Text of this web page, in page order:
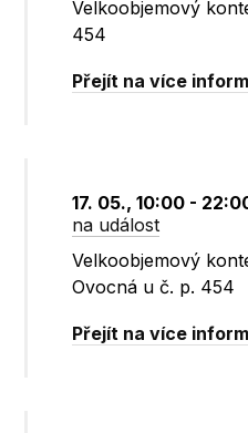
Velkoobjemový
454
Přejít na více
17. 05., 10:00 -
na událost
Velkoobjemový
Ovocná u č. p. 454
Přejít na více